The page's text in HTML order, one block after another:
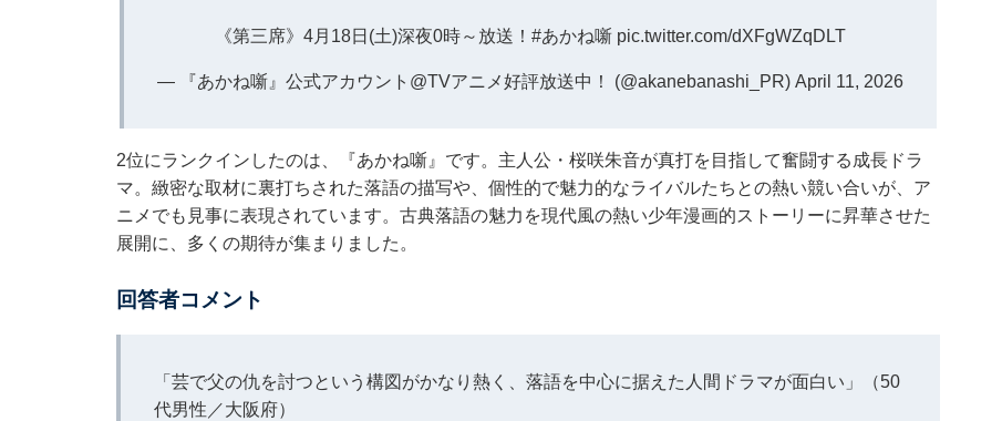
《第三席》4月18日(土)深夜0時～放送！ #あかね噺 pic.twitter.com/dXFgWZqDLT
— 『あかね噺』公式アカウント@TVアニメ好評放送中！ (@akanebanashi_PR) April 11, 2026
2位にランクインしたのは、『あかね噺』です。主人公・桜咲朱音が真打を目指して奮闘する成長ドラ
マ。緻密な取材に裏打ちされた落語の描写や、個性的で魅力的なライバルたちとの熱い競い合いが、ア
ニメでも見事に表現されています。古典落語の魅力を現代風の熱い少年漫画的ストーリーに昇華させた
展開に、多くの期待が集まりました。
回答者コメント
「芸で父の仇を討つという構図がかなり熱く、落語を中心に据えた人間ドラマが面白い」（50
代男性／大阪府）